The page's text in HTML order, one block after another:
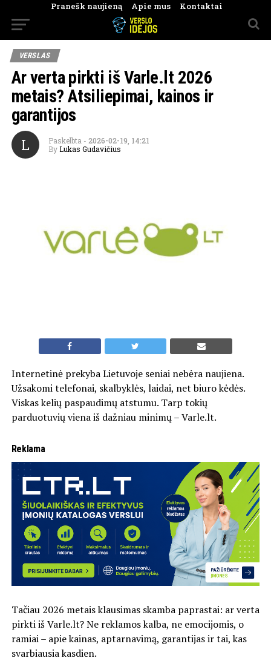
Pranešk naujieną Apie mus Kontaktai
VERSLAS
Ar verta pirkti iš Varle.lt 2026
metais? Atsiliepimai, kainos ir
garantijos
L Paskelbta - 2026-02-19, 14:21
By Lukas Gudavičius
Internetinė prekyba Lietuvoje seniai nebėra naujiena.
Užsakomi telefonai, skalbyklės, laidai, net biuro kėdės.
Viskas kelių paspaudimų atstumu. Tarp tokių
parduotuvių viena iš dažniau minimų –Varle.lt.
Reklama
Tačiau 2026 metais klausimas skamba paprastai: ar verta
pirkti iš Varle.lt? Ne reklamos kalba, ne emocijomis, o
ramiai – apie kainas, aptarnavimą, garantijas ir tai, kas
svarbiausia kasdien.